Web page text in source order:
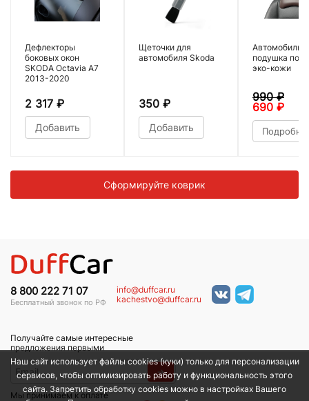
Дефлекторы
боковых окон
SKODA Octavia A7
2013-2020
2 317 ₽
Добавить
Щеточки для
автомобиля Skoda
350 ₽
Добавить
подушка под
эко-кожи
990₽
690 ₽
Сформируйте коврик
8 800 222 71 07
Бесплатный звонок по РФ
info@duffcar.ru
kachestvo@duffcar.ru
Получайте самые интересные
предложения первыми
→
Мы принимаем к оплате
Наш сайт использует файлы cookies (куки) только для персонализации
сервисов, чтобы оптимизировать работу и функциональность этого
сайта. Запретить обработку cookies можно в настройках Вашего